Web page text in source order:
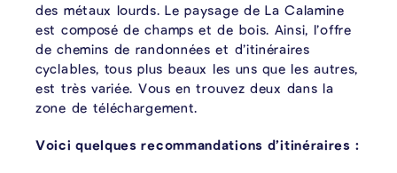
des métaux lourds. Le paysage de La Calamine
est composé de champs et de bois. Ainsi, l’offre
de chemins de randonnées et d’itinéraires
cyclables, tous plus beaux les uns que les autres,
est très variée. Vous en trouvez deux dans la
zone de téléchargement.
Voici quelques recommandations d’itinéraires :